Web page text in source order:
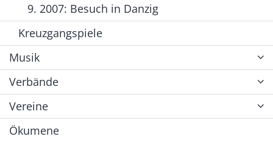
9. 2007: Besuch in Danzig
Kreuzgangspiele
Musik
Verbände
Vereine
Ökumene